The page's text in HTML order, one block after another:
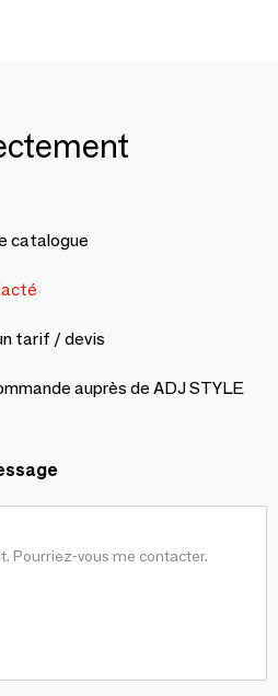
catalogue
tarif / devis
auprès de ADJ STYLE